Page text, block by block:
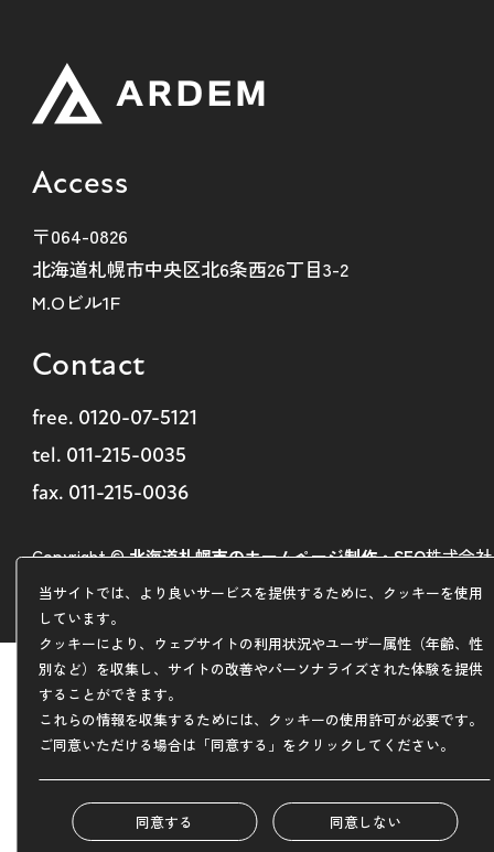
当サイトでは、より良いサービスを提供するために、クッキーを使用
しています。
クッキーにより、ウェブサイトの利用状況やユーザー属性（年齢、性
別など）を収集し、サイトの改善やパーソナライズされた体験を提供
することができます。
これらの情報を収集するためには、クッキーの使用許可が必要です。
ご同意いただける場合は「同意する」をクリックしてください。
同意する 同意しない
Access
〒064-0826
北海道札幌市中央区北6条西26丁目3-2
M.Oビル1F
Contact
free. 0120-07-5121
tel. 011-215-0035
fax. 011-215-0036
Copyright ©北海道札幌市のホームページ制作・SEO株式会社
ARDEM